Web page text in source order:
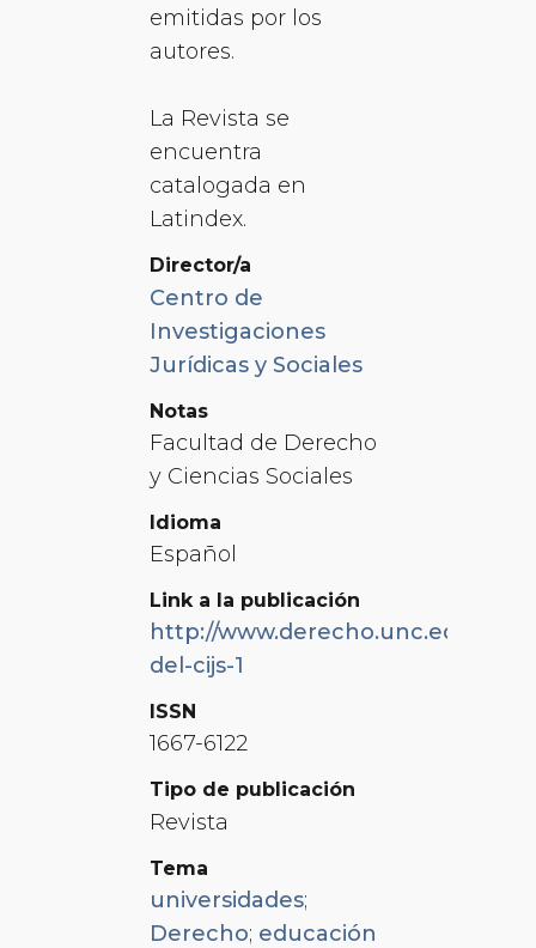
emitidas por los
autores.
La Revista se
encuentra
catalogada en
Latindex.
Director/a
Centro de
Investigaciones
Jurídicas y Sociales
Notas
Facultad de Derecho
y Ciencias Sociales
Idioma
Español
Link a la publicación
http://www.derecho.unc.edu.ar/
del-cijs-1
ISSN
1667-6122
Tipo de publicación
Revista
Tema
universidades;
Derecho; educación